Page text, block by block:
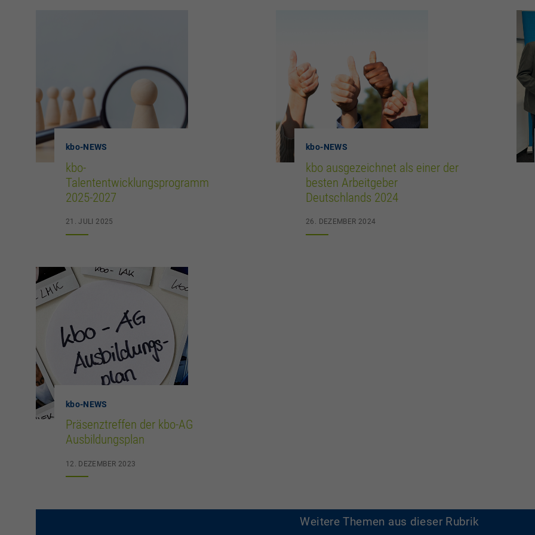
kbo-NEWS
kbo-
Talententwicklungsprogramm
2025-2027
21. JULI 2025
kbo-NEWS
kbo ausgezeichnet als einer der
besten Arbeitgeber
Deutschlands 2024
26. DEZEMBER 2024
kbo-NEWS
Präsenztreffen der kbo-AG
Ausbildungsplan
12. DEZEMBER 2023
Weitere Themen aus dieser Rubrik